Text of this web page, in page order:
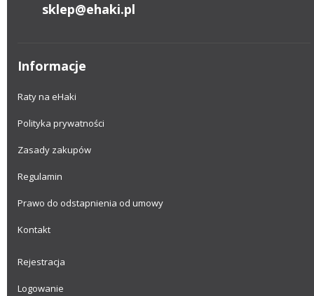
sklep@ehaki.pl
Informacje
Raty na eHaki
Polityka prywatności
Zasady zakupów
Regulamin
Prawo do odstapnienia od umowy
Kontakt
Rejestracja
Logowanie